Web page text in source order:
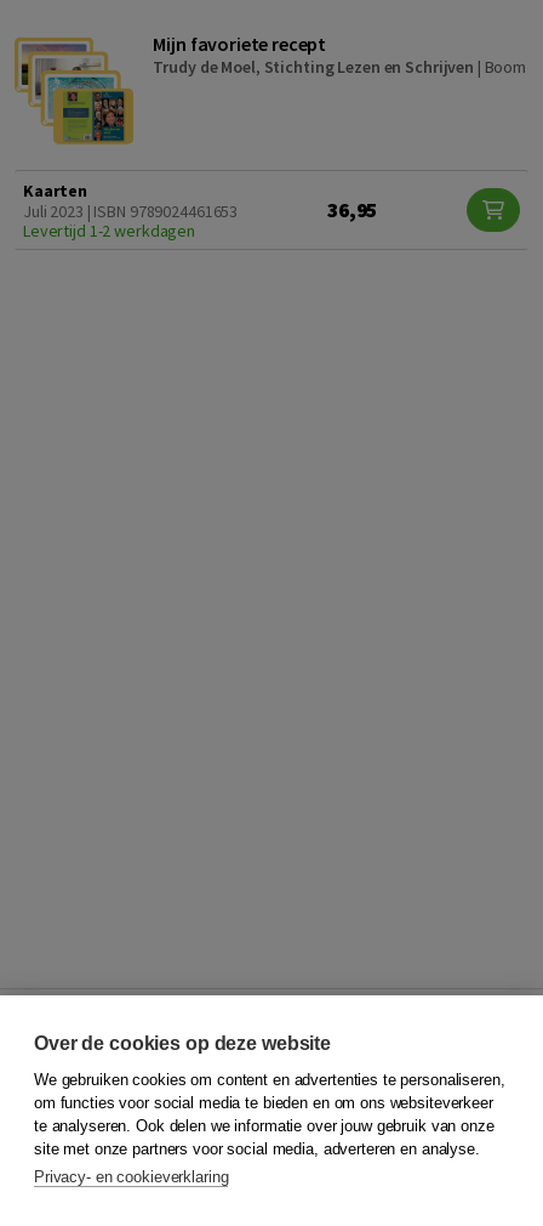
Mijn favoriete recept
Trudy de Moel, Stichting Lezen en Schrijven | Boom
Kaarten
Juli 2023 | ISBN 9789024461653
Levertijd 1-2 werkdagen
36,95
© 2026Koninklijke Boom uitgevers
Klantenservice
Service & informatie
Contact
Over de cookies op deze website
We gebruiken cookies om content en advertenties te personaliseren,
om functies voor social media te bieden en om ons websiteverkeer
te analyseren. Ook delen we informatie over jouw gebruik van onze
site met onze partners voor social media, adverteren en analyse.
Privacy- en cookieverklaring